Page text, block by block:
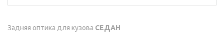
Задняя оптика для кузова СЕДАН